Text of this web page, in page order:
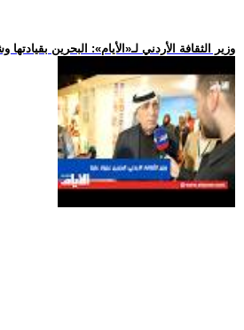
.. وزير الثقافة الأردني لـ«الأيام»: البحرين